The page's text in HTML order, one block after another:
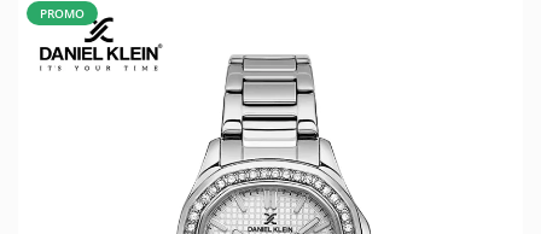
PROMO